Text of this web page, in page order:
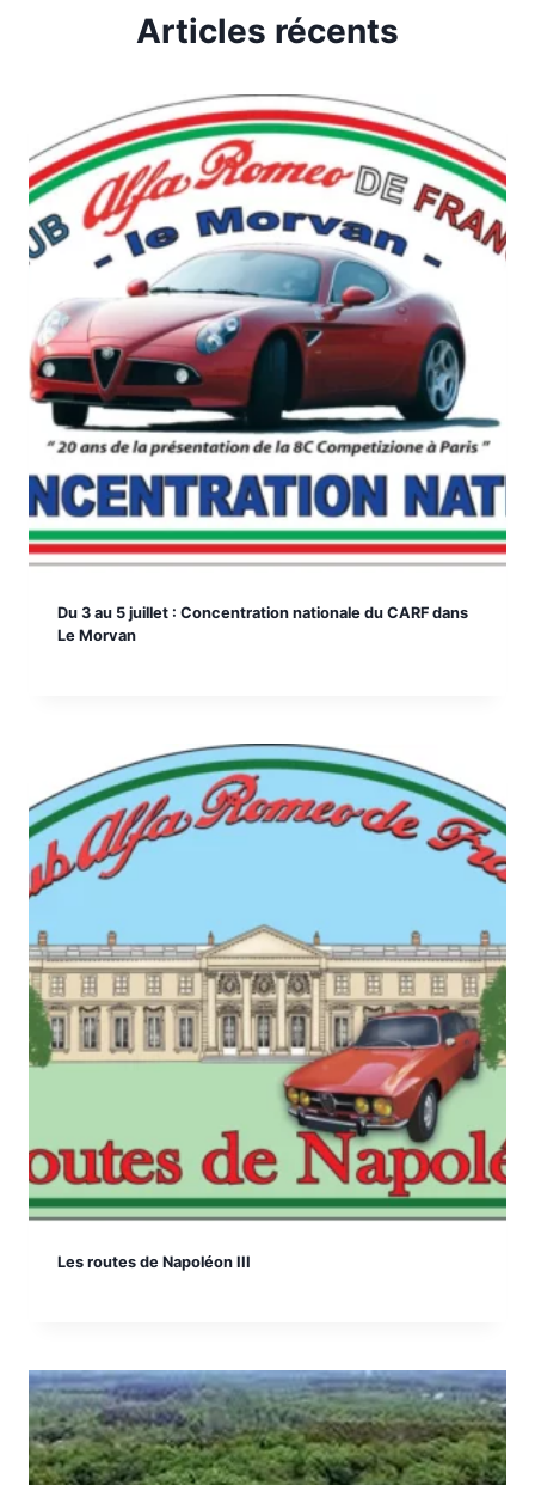
Articles récents
Du 3 au 5 juillet : Concentration nationale du CARF dans
Le Morvan
Les routes de Napoléon III